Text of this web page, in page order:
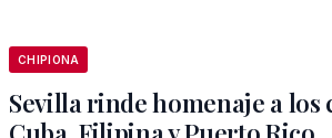
CHIPIONA
Sevilla rinde homenaje a los